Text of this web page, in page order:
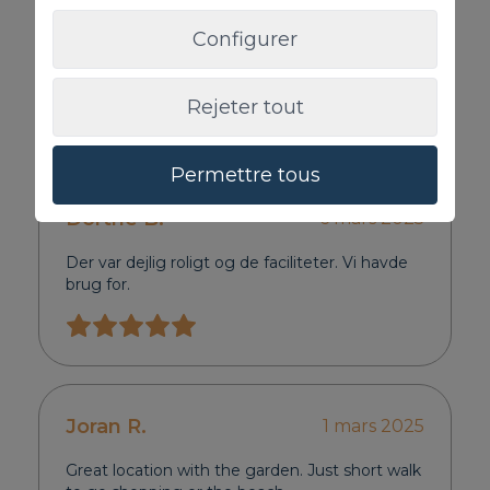
Review
Dorthe B. 6 mars 2025
Der var dejlig roligt og de faciliteter. Vi havde
brug for.
Joran R. 1 mars 2025
Great location with the garden. Just short walk
Configurer
Rejeter tout
Permettre tous